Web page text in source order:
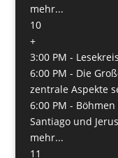
mehr...
10
+
3:00 PM -
6:00 PM - Die
zentrale Aspekte
6:00 PM -
San­tiago und
mehr...
11